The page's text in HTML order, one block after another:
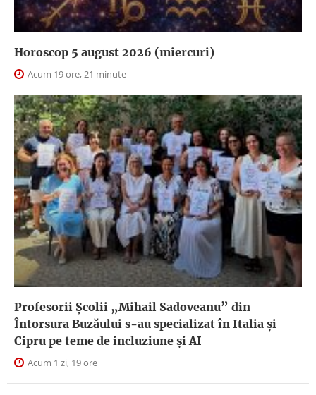
Horoscop 5 august 2026 (miercuri)
Acum 19 ore, 21 minute
Profesorii Școlii „Mihail Sadoveanu” din
Întorsura Buzăului s-au specializat în Italia și
Cipru pe teme de incluziune și AI
Acum 1 zi, 19 ore